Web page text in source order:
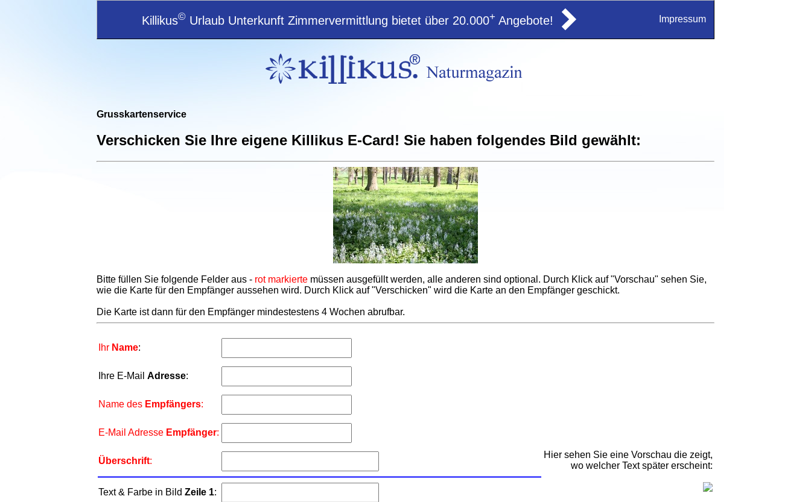
Killikus© Urlaub Unterkunft Zimmervermittlung bietet über 20.000+ Angebote! Impressum
Grusskartenservice
Verschicken Sie Ihre eigene Killikus E-Card! Sie haben folgendes Bild gewählt:
Bitte füllen Sie folgende Felder aus - rot markierte müssen ausgefüllt werden, alle anderen sind optional. Durch Klick auf "Vorschau" sehen Sie,
wie die Karte für den Empfänger aussehen wird. Durch Klick auf "Verschicken" wird die Karte an den Empfänger geschickt.
Die Karte ist dann für den Empfänger mindestestens 4 Wochen abrufbar.
Ihr Name:
Hier sehen Sie eine Vorschau die zeigt,
wo welcher Text später erscheint:
Ihre E-Mail Adresse:
Name des Empfängers:
E-Mail Adresse Empfänger:
Überschrift:
Text & Farbe in Bild Zeile 1: